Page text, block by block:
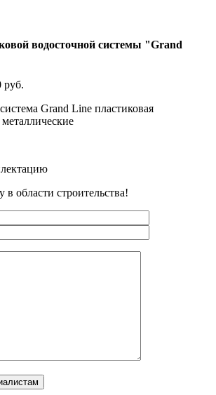
водосточной системы "Grand
руб.
Grand Line пластиковая
в области строительства!